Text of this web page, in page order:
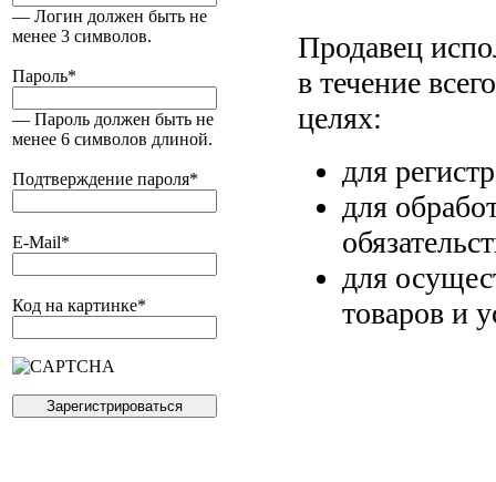
— Логин должен быть не
менее 3 символов.
Пароль*
— Пароль должен быть не
менее 6 символов длиной.
Подтверждение пароля*
E-Mail*
Код на картинке*
Продавец
в течение
целях:
для
для
для
товаров и